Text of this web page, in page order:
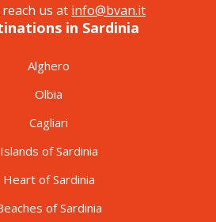
us at info@bvan.it
in Sardinia
Alghero
Olbia
Cagliari
Islands of Sardinia
Heart of Sardinia
of Sardinia